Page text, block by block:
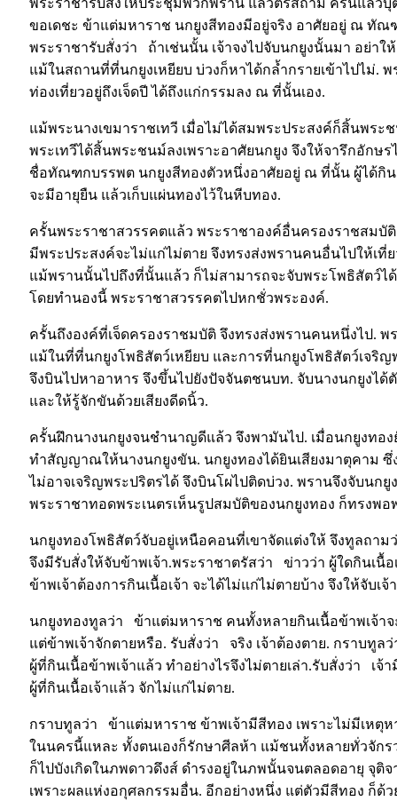
พระราชารับสั่งให้ประชุมพวกพราน แล้วตรัสถาม ครั้นแล้
ขอเดชะ ข้าแต่มหาราช นกยูงสีทองมีอยู่จริง อาศัยอยู่ ณ ทัณ
พระราชารับสั่งว่า ถ้าเช่นนั้น เจ้าจงไปจับนกยูงนั้นมา อย่าใ
แม้ในสถานที่ที่นกยูงเหยียบ บ่วงก็หาได้กล้ำกรายเข้าไปไม่.
ท่องเที่ยวอยู่ถึงเจ็ดปี ได้ถึงแก่กรรมลง ณ ที่นั้นเอง.
แม้พระนางเขมาราชเทวี เมื่อไม่ได้สมพระประสงค์ก็สิ้นพระ
พระเทวีได้สิ้นพระชนม์ลงเพราะอาศัยนกยูง จึงให้จารึกอักษ
ชื่อทัณฑกบรรพต นกยูงสีทองตัวหนึ่งอาศัยอยู่ ณ ที่นั้น ผู้ได้กิ
จะมีอายุยืน แล้วเก็บแผ่นทองไว้ในหีบทอง.
ครั้นพระราชาสวรรคตแล้ว พระราชาองค์อื่นครองราชสม
มีพระประสงค์จะไม่แก่ไม่ตาย จึงทรงส่งพรานคนอื่นไปให้เที่
แม้พรานนั้นไปถึงที่นั้นแล้ว ก็ไม่สามารถจะจับพระโพธิสัตว์ได้
โดยทำนองนี้ พระราชาสวรรคตไปหกชั่วพระองค์.
ครั้นถึงองค์ที่เจ็ดครองราชมบัติ จึงทรงส่งพรานคนหนึ่งไป.
แม้ในที่ที่นกยูงโพธิสัตว์เหยียบ และการที่นกยูงโพธิสัตว์เจริ
จึงบินไปหาอาหาร จึงขึ้นไปยังปัจจันตชนบท. จับนางนกยูงได้
และให้รู้จักขันด้วยเสียงดีดนิ้ว.
ครั้นฝึกนางนกยูงจนชำนาญดีแล้ว จึงพามันไป. เมื่อนกยูงทอง
ทำสัญญาณให้นางนกยูงขัน. นกยูงทองได้ยินเสียงมาตุคาม ซึ่
ไม่อาจเจริญพระปริตรได้ จึงบินโผไปติดบ่วง. พรานจึงจับนก
พระราชาทอดพระเนตรเห็นรูปสมบัติของนกยูงทอง ก็ทรงพ
นกยูงทองโพธิสัตว์จับอยู่เหนือคอนที่เขาจัดแต่งให้ จึงทูลถา
จึงมีรับสั่งให้จับข้าพเจ้า.พระราชาตรัสว่า ข่าวว่า ผู้ใดกินเนื้
ข้าพเจ้าต้องการกินเนื้อเจ้า จะได้ไม่แก่ไม่ตายบ้าง จึงให้จับเจ้
นกยูงทองทูลว่า ข้าแต่มหาราช คนทั้งหลายกินเนื้อข้าพเจ้าจ
แต่ข้าพเจ้าจักตายหรือ. รับสั่งว่า จริง เจ้าต้องตาย. กราบทู
ผู้ที่กินเนื้อข้าพเจ้าแล้ว ทำอย่างไรจึงไม่ตายเล่า.รับสั่งว่า เจ้
ผู้ที่กินเนื้อเจ้าแล้ว จักไม่แก่ไม่ตาย.
กราบทูลว่า ข้าแต่มหาราช ข้าพเจ้ามีสีทอง เพราะไม่มีเหตุห
ในนครนี้แหละ ทั้งตนเองก็รักษาศีลห้า แม้ชนทั้งหลายทั่วจัก
ก็ไปบังเกิดในภพดาวดึงส์ ดำรงอยู่ในภพนั้นจนตลอดอายุ จุติ
เพราะผลแห่งอกุศลกรรมอื่น. อีกอย่างหนึ่ง แต่ตัวมีสีทอง ก็